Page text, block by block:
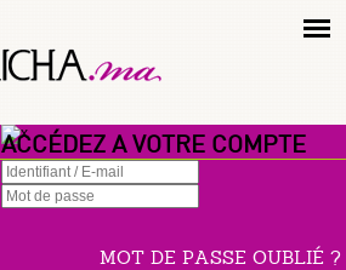
ACCÉDEZ A VOTRE COMPTE
MOT DE PASSE OUBLIÉ ?